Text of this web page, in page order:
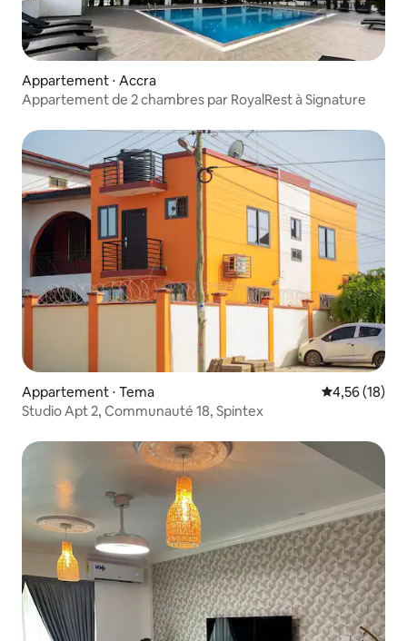
Appartement ⋅ Accra
Appartement de 2 chambres par RoyalRest à Signature
Appartement ⋅ Tema Évaluation
4,56 (18)
Studio Apt 2, Communauté 18, Spintex